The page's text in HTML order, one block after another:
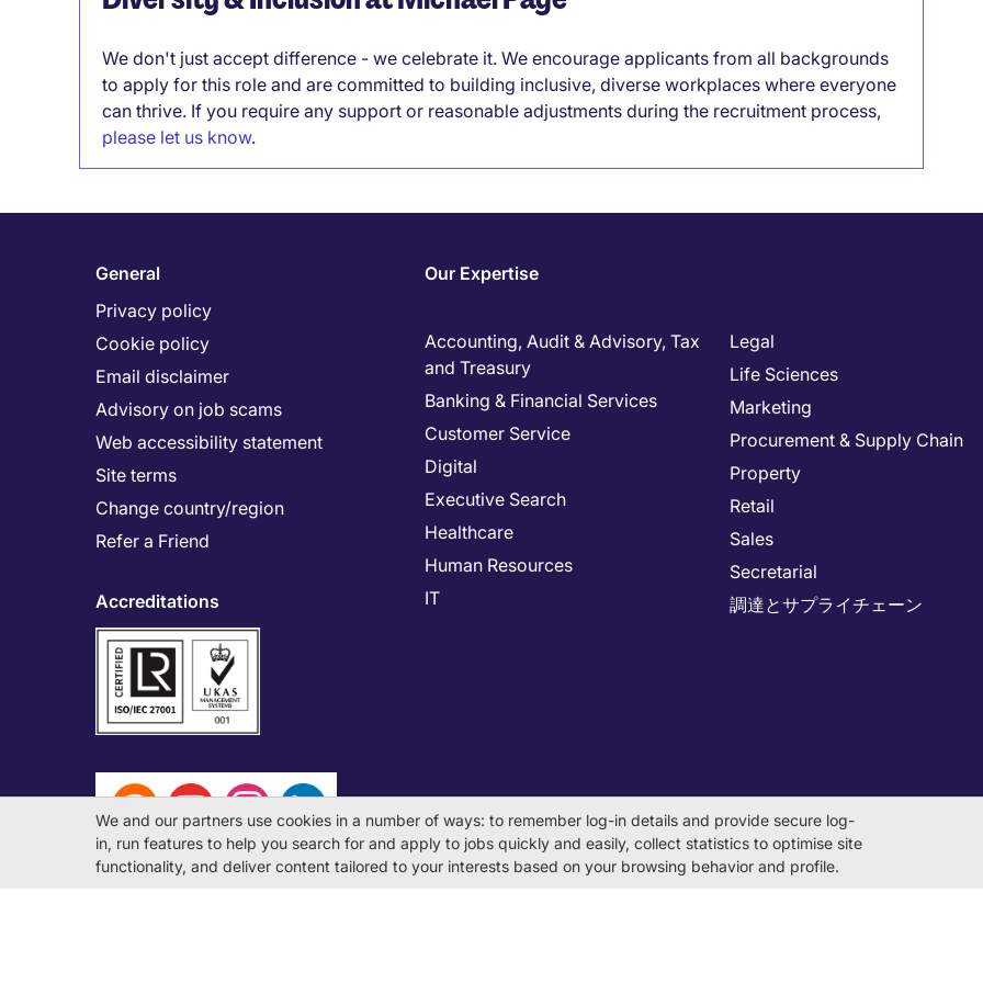
We don't just accept difference - we celebrate it. We encourage applicants from all backgrounds
to apply for this role and are committed to building inclusive, diverse workplaces where everyone
can thrive. If you require any support or reasonable adjustments during the recruitment process,
please let us know.
General
Privacy policy
Cookie policy
Email disclaimer
Advisory on job scams
Web accessibility statement
Site terms
Change country/region
Refer a Friend
Accreditations
Our Expertise
Accounting, Audit & Advisory, Tax
and Treasury
Banking & Financial Services
Customer Service
Digital
Executive Search
Healthcare
Human Resources
IT
Legal
Life Sciences
Marketing
Procurement & Supply Chain
Property
Retail
Sales
Secretarial
調達とサプライチェーン
We and our partners use cookies in a number of ways: to remember log-in details and provide secure log-
in, run features to help you search for and apply to jobs quickly and easily, collect statistics to optimise site
functionality, and deliver content tailored to your interests based on your browsing behavior and profile.